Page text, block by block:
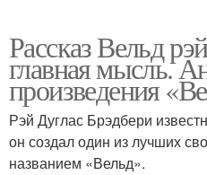
Рассказ Вельд
главная мысль.
произведения
Рэй Дуглас Брэдбери
он создал один из лучших
названием «Вельд».